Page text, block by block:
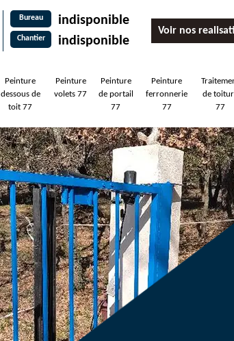
Bureau indisponible
Chantier indisponible
Voir nos
Peinture
dessous de
toit 77
Peinture
volets 77
Peinture
de portail
77
Peinture
ferronnerie
77
de
77